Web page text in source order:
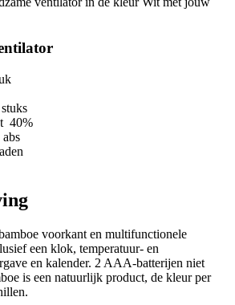
40%
voorkant en multifunctionele
een klok, temperatuur- en
en kalender. 2 AAA-batterijen niet
is een natuurlijk product, de kleur per